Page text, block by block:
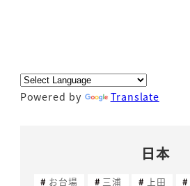
Powered by Translate
日本
お台場 三浦 上田